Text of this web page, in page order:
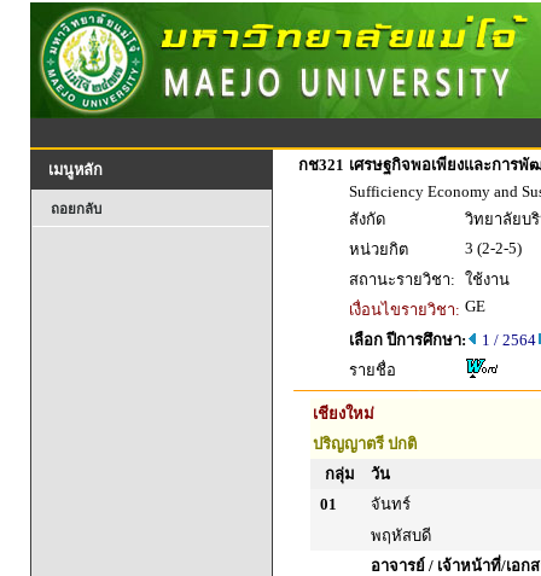
เมนูหลัก
ถอยกลับ
กช321 เศรษฐกิจพอเพียงและการพั
Sufficiency Economy and
สังกัด
วิทยาลัยบ
หน่วยกิต
3 (2-2-5)
สถานะรายวิชา: ใช้งาน
เงื่อนไขรายวิชา: GE
เลือก ปีการศึกษา:
1 / 2564
รายชื่อ
เชียงใหม่
ปริญญาตรี ปกติ
กลุ่ม
วัน
01
จันทร์
พฤหัสบดี
อาจารย์ / เจ้าหน้าที่/เอก